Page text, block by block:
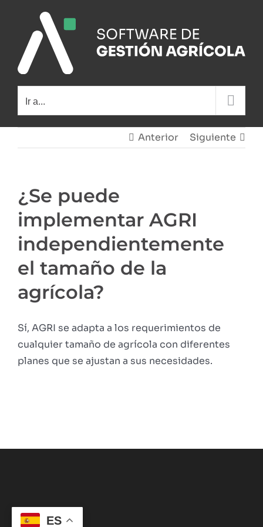
contenido
Ir a...
Anterior Siguiente
¿Se puede
implementar AGRI
independientemente
el tamaño de la
agrícola?
Sí, AGRI se adapta a los requerimientos de
cualquier tamaño de agrícola con diferentes
planes que se ajustan a sus necesidades.
ES